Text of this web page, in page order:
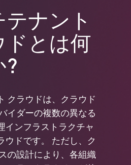
ナント
ドとは何
クラウドは、クラウド
イダーの複数の異なる
インフラストラクチャ
ウドです。 ただし、ク
の設計により、各組織